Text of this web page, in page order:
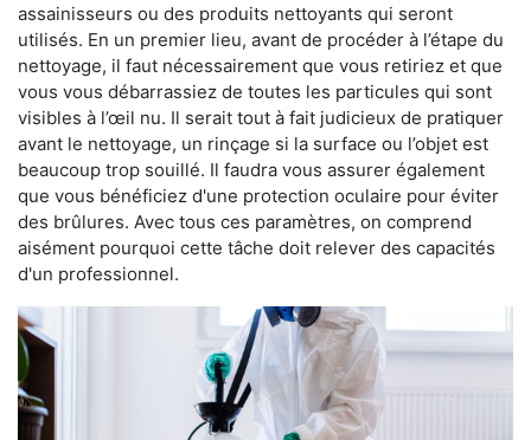
assainisseurs ou des produits nettoyants qui seront
utilisés. En un premier lieu, avant de procéder à l’étape du
nettoyage, il faut nécessairement que vous retiriez et que
vous vous débarrassiez de toutes les particules qui sont
visibles à l’œil nu. Il serait tout à fait judicieux de pratiquer
avant le nettoyage, un rinçage si la surface ou l’objet est
beaucoup trop souillé. Il faudra vous assurer également
que vous bénéficiez d'une protection oculaire pour éviter
des brûlures. Avec tous ces paramètres, on comprend
aisément pourquoi cette tâche doit relever des capacités
d'un professionnel.